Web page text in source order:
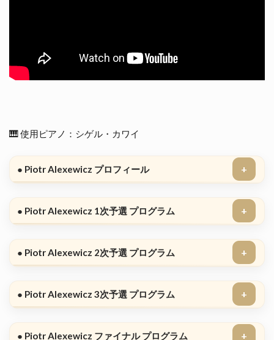
🎹 使用ピアノ：シゲル・カワイ
● Piotr Alexewicz プロフィール
● Piotr Alexewicz 1次予選 プログラム
● Piotr Alexewicz 2次予選 プログラム
● Piotr Alexewicz 3次予選 プログラム
● Piotr Alexewicz ファイナル プログラム